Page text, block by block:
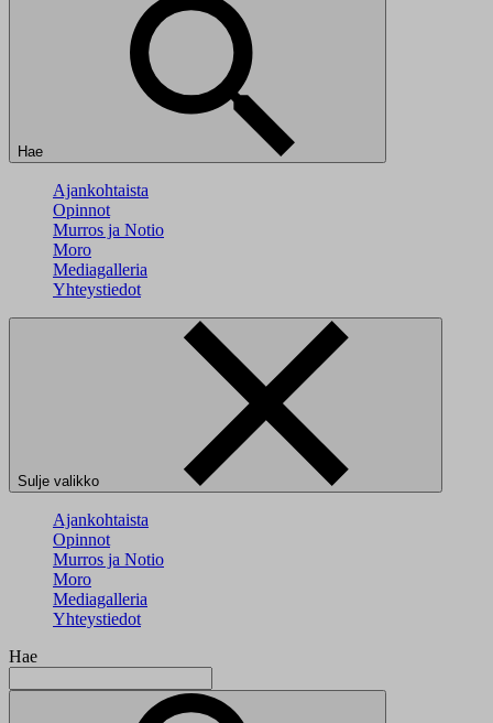
Hae
Ajankohtaista
Opinnot
Murros ja Notio
Moro
Mediagalleria
Yhteystiedot
Sulje valikko
Ajankohtaista
Opinnot
Murros ja Notio
Moro
Mediagalleria
Yhteystiedot
Hae